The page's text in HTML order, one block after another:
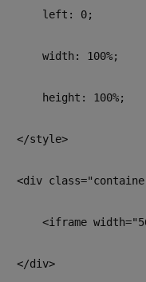
left: 0;
width: 100%;
height: 100%;
</style>
<div
<iframe
</div>